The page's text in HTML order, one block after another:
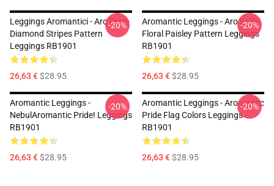
Leggings Aromantici - Aro Pride
Diamond Stripes Pattern
Leggings RB1901
26,63 €$28.95
-20%
Aromantic Leggings - Aro Pride
Floral Paisley Pattern Leggings
RB1901
26,63 €$28.95
-20%
Aromantic Leggings -
NebulAromantic Pride! Leggings
RB1901
26,63 €$28.95
-20%
Aromantic Leggings - Aromantic
Pride Flag Colors Leggings
RB1901
26,63 €$28.95
-20%